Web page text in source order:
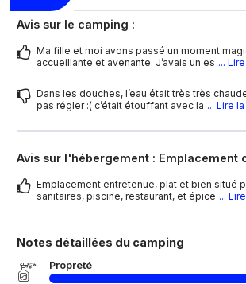
Avis sur le camping :
Ma fille et moi avons passé un moment
accueillante et avenante. J’avais un es ...
Dans les douches, l’eau était très très
pas régler :( c’était étouffant avec la ... Lire
Avis sur l'hébergement : Emplacement
Emplacement entretenue, plat et bien situé
sanitaires, piscine, restaurant, et épice ...
Notes détaillées du camping
Propreté